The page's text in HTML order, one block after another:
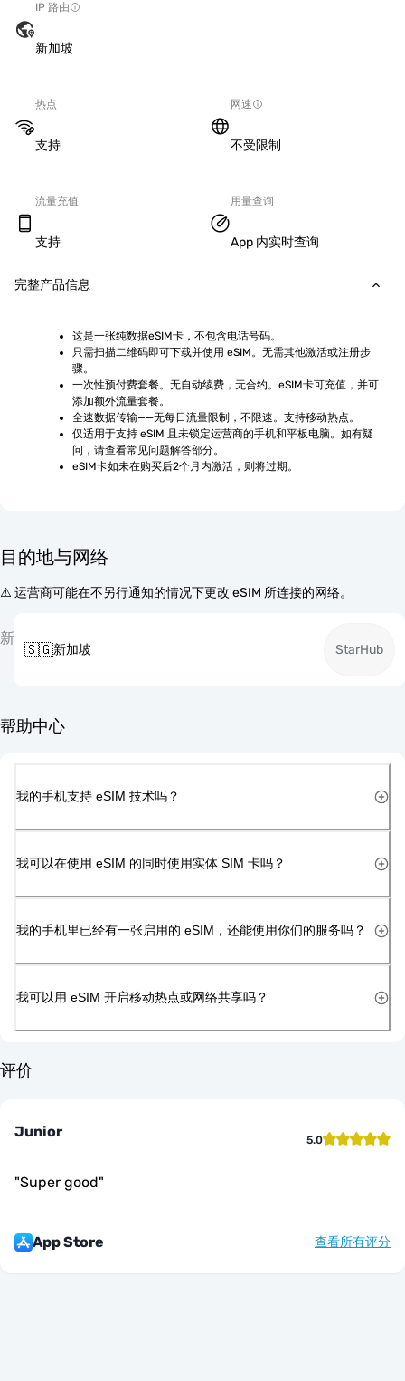
IP 路由
新加坡
热点
支持
网速
不受限制
流量充值
支持
用量查询
App 内实时查询
完整产品信息
这是一张纯数据eSIM卡，不包含电话号码。
只需扫描二维码即可下载并使用 eSIM。无需其他激活或注册步
骤。
一次性预付费套餐。无自动续费，无合约。eSIM卡可充值，并可
添加额外流量套餐。
全速数据传输——无每日流量限制，不限速。支持移动热点。
仅适用于支持 eSIM 且未锁定运营商的手机和平板电脑。如有疑
问，请查看常见问题解答部分。
eSIM卡如未在购买后2个月内激活，则将过期。
目的地与网络
⚠️ 运营商可能在不另行通知的情况下更改 eSIM 所连接的网络。
新
🇸🇬新加坡 StarHub
帮助中心
我的手机支持 eSIM 技术吗？
我可以在使用 eSIM 的同时使用实体 SIM 卡吗？
我的手机里已经有一张启用的 eSIM，还能使用你们的服务吗？
我可以用 eSIM 开启移动热点或网络共享吗？
评价
Junior 5.0
"Super good"
App Store 查看所有评分